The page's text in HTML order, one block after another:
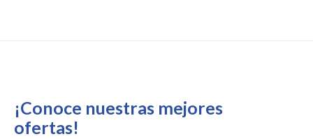
¡Conoce nuestras mejores
ofertas!